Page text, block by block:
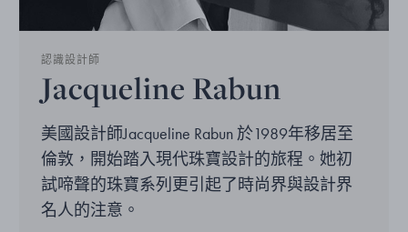
認識設計師
Jacqueline Rabun
美國設計師Jacqueline Rabun 於1989年移居至
倫敦，開始踏入現代珠寶設計的旅程。她初
試啼聲的珠寶系列更引起了時尚界與設計界
名人的注意。